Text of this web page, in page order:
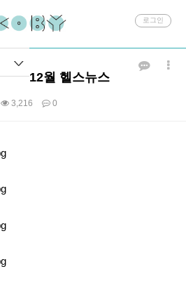
회
인
로그인
12월 헬스뉴스
3,216 0